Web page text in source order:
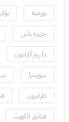
بورصة
جزيرة ياس
ذا ريتز كارلتون
سويسرا
طرابزون
فنادق الكويت